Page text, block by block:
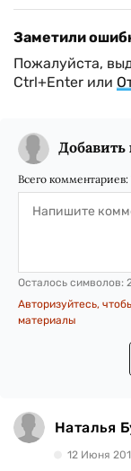
Заметили
Пожалуйста,
Ctrl+Enter или
Всего комментариев:
Осталось символов:
Авторизуйтесь,
материалы
Наталья
12 Июня